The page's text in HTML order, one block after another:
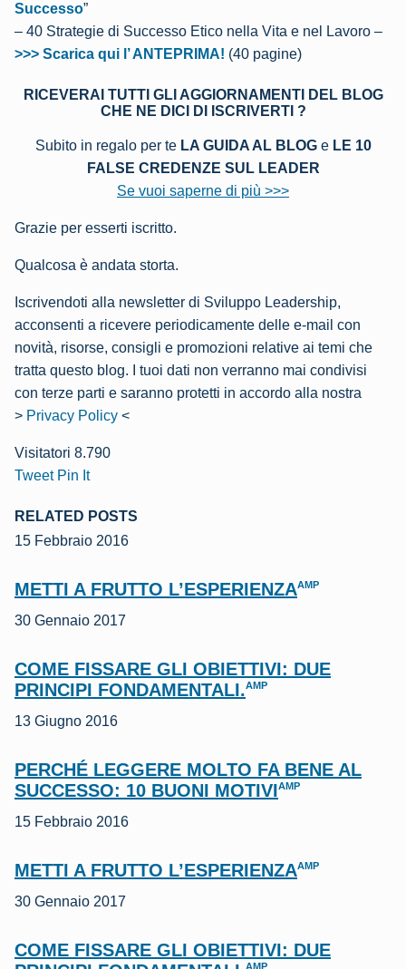
Successo”
– 40 Strategie di Successo Etico nella Vita e nel Lavoro –
>>> Scarica qui l’ ANTEPRIMA! (40 pagine)
RICEVERAI TUTTI GLI AGGIORNAMENTI DEL BLOG
CHE NE DICI DI ISCRIVERTI ?
Subito in regalo per te LA GUIDA AL BLOG e LE 10
FALSE CREDENZE SUL LEADER
Se vuoi saperne di più >>>
Grazie per esserti iscritto.
Qualcosa è andata storta.
Iscrivendoti alla newsletter di Sviluppo Leadership,
acconsenti a ricevere periodicamente delle e-mail con
novità, risorse, consigli e promozioni relative ai temi che
tratta questo blog. I tuoi dati non verranno mai condivisi
con terze parti e saranno protetti in accordo alla nostra
> Privacy Policy <
Visitatori 8.790
Tweet Pin It
RELATED POSTS
15 Febbraio 2016
METTI A FRUTTO L’ESPERIENZAAMP
30 Gennaio 2017
COME FISSARE GLI OBIETTIVI: DUE
PRINCIPI FONDAMENTALI.AMP
13 Giugno 2016
PERCHÉ LEGGERE MOLTO FA BENE AL
SUCCESSO: 10 BUONI MOTIVIAMP
15 Febbraio 2016
METTI A FRUTTO L’ESPERIENZAAMP
30 Gennaio 2017
COME FISSARE GLI OBIETTIVI: DUE
AMP